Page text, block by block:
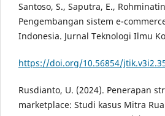
Santoso, S., Saputra, E.,
Pengembangan sistem e-
Indonesia. Jurnal Teknologi Ilmu
https://doi.org/10.56854/
Rusdianto, U. (2024). Penerapan
marketplace: Studi kasus Mitra